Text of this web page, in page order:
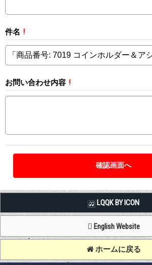
件名 !
お問い合わせ内容 !
LQQK BY ICON
English Website
ホームに戻る